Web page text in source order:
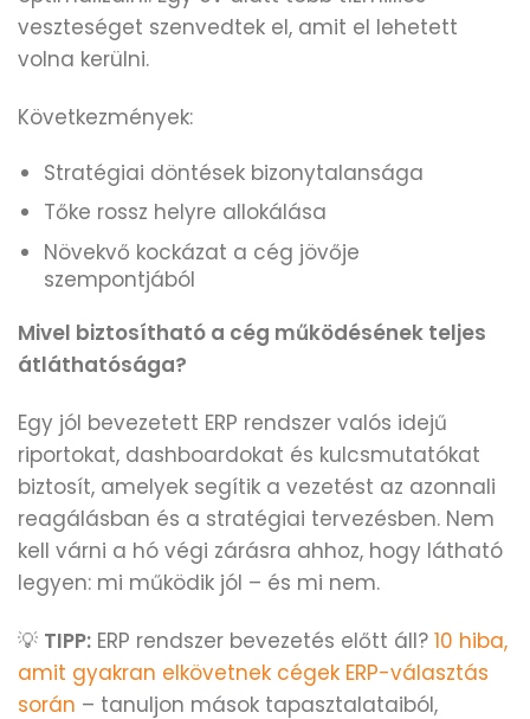
veszteséget szenvedtek el, amit el lehetett
volna kerülni.
Következmények:
Stratégiai döntések bizonytalansága
Tőke rossz helyre allokálása
Növekvő kockázat a cég jövője
szempontjából
Mivel biztosítható a cég működésének teljes
átláthatósága?
Egy jól bevezetett ERP rendszer valós idejű
riportokat, dashboardokat és kulcsmutatókat
biztosít, amelyek segítik a vezetést az azonnali
reagálásban és a stratégiai tervezésben. Nem
kell várni a hó végi zárásra ahhoz, hogy látható
legyen: mi működik jól – és mi nem.
💡 TIPP: ERP rendszer bevezetés előtt áll? 10 hiba,
amit gyakran elkövetnek cégek ERP-választás
során – tanuljon mások tapasztalataiból,